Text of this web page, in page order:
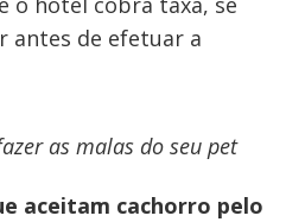
antes de efetuar a
as malas do seu pet
aceitam cachorro pelo